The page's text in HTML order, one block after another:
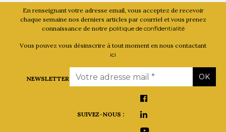
En renseignant votre adresse email, vous acceptez de recevoir
chaque semaine nos derniers articles par courriel et vous prenez
connaissance de notre politique de confidentialité
Vous pouvez vous désinscrire à tout moment en nous contactant
ici
NEWSLETTER
Email OK
SUIVEZ-NOUS :